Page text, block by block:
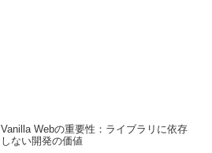
Vanilla Webの重要性：ライブラリに依存
しない開発の価値